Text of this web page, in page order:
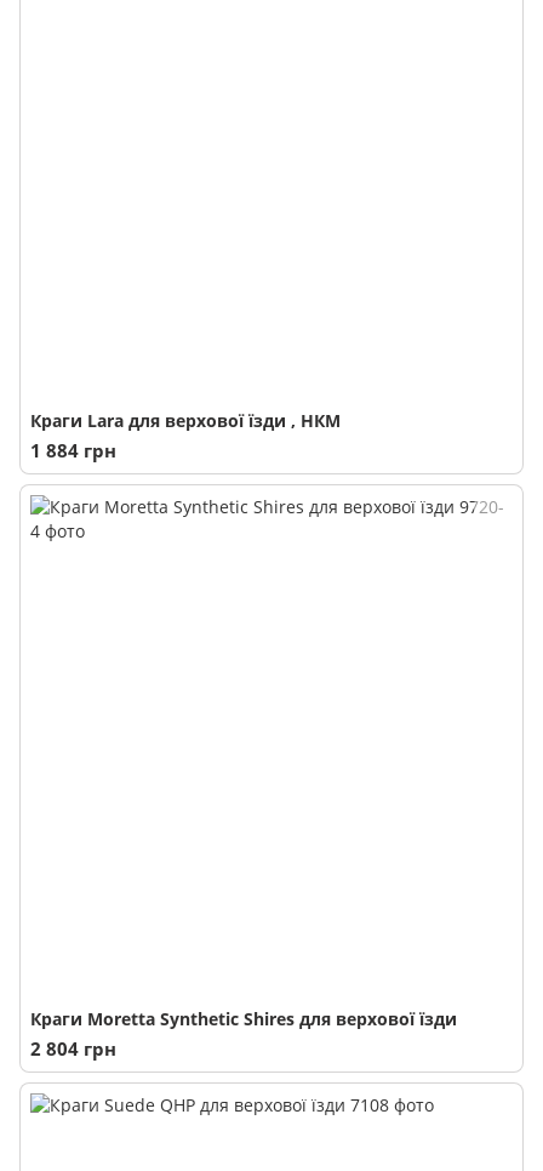
Краги Lara для верхової їзди , НКМ
1 884 грн
Краги Moretta Synthetic Shires для верхової їзди
2 804 грн